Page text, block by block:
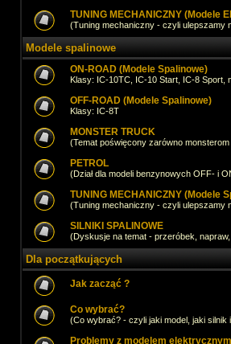
TUNING MECHANICZNY (Modele
(Tuning mechaniczny - czyli ulepszamy
Modele spalinowe
ON-ROAD (Modele Spalinowe)
Klasy: IC-10TC, IC-10 Start, IC-8 Sport,
OFF-ROAD (Modele Spalinowe)
Klasy: IC-8T
MONSTER TRUCK
(Temat poświęcony zarówno
PETROL
(Dział dla modeli benzynowych OFF- i
TUNING MECHANICZNY (Modele
(Tuning mechaniczny - czyli ulepszamy
SILNIKI SPALINOWE
(Dyskusje na temat - przeróbek, napraw,
Dla początkujących
Jak zacząć ?
Co wybrać?
(Co wybrać? - czyli jaki model, jaki silnik
Problemy z modelem elektrycznym